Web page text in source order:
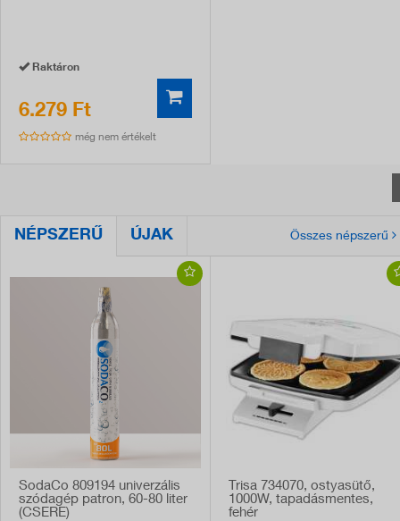
Raktáron
6.279 Ft
még nem értékelt
NÉPSZERŰ ÚJAK Összes népszerű
SodaCo 809194 univerzális
szódagép patron, 60-80 liter
(CSERE)
Trisa 734070, ostyasütő,
1000W, tapadásmentes,
fehér